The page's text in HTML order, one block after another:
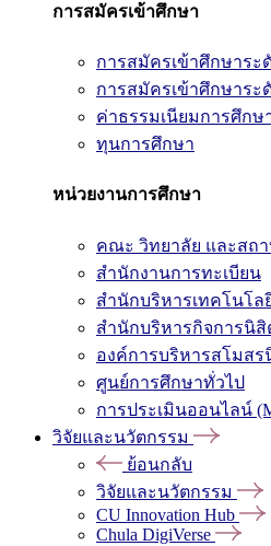
การสมัครเข้าศึกษา
การสมัครเข้าศึกษาร
การสมัครเข้าศึกษาร
ค่าธรรมเนียมการศึกษ
ทุนการศึกษา
หน่วยงานการศึกษา
คณะ วิทยาลัย และสถ
สำนักงานการทะเบียน
สำนักบริหารเทคโนโล
สำนักบริหารกิจการนิสิ
องค์การบริหารสโมสร
ศูนย์การศึกษาทั่วไป
การประเมินออนไลน์
วิจัยและนวัตกรรม
ย้อนกลับ
วิจัยและนวัตกรรม
CU Innovation Hub
Chula DigiVerse